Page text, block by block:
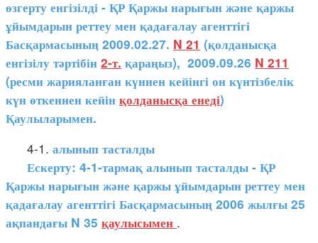
өзгерту енгізілді - ҚР Қаржы нарығын және қаржы
ұйымдарын реттеу мен қадағалау агенттігі
Басқармасының 2009.02.27. N 21 (қолданысқа
енгізілу тәртібін 2-т. қараңыз), 2009.09.26 N 211
(ресми жарияланған күннен кейінгі он күнтізбелік
күн өткеннен кейін қолданысқа енеді)
Қаулыларымен.
4-1. алынып тасталды
Ескерту: 4-1-тармақ алынып тасталды - ҚР
Қаржы нарығын және қаржы ұйымдарын реттеу мен
қадағалау агенттігі Басқармасының 2006 жылғы 25
ақпандағы N 35 қаулысымен .